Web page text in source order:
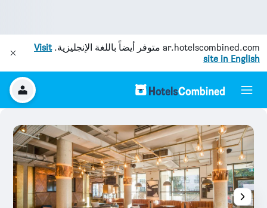
ar.hotelscombined.com متوفر أيضاً باللغة الإنجليزية.Visit
site in English